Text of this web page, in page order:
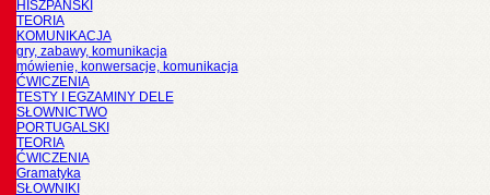
HISZPAŃSKI
TEORIA
KOMUNIKACJA
gry, zabawy, komunikacja
mówienie, konwersacje, komunikacja
ĆWICZENIA
TESTY I EGZAMINY DELE
SŁOWNICTWO
PORTUGALSKI
TEORIA
ĆWICZENIA
Gramatyka
SŁOWNIKI